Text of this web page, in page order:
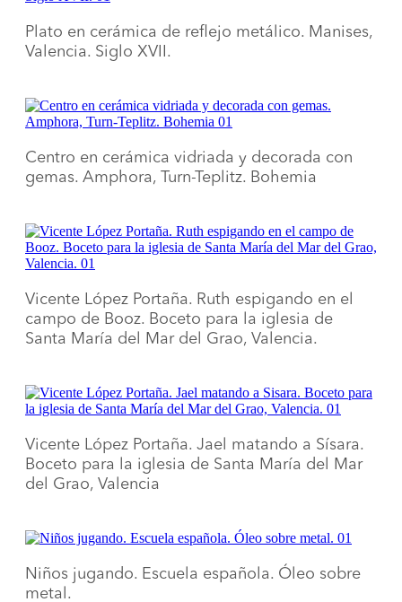
Plato en cerámica de reflejo metálico. Manises,
Valencia. Siglo XVII.
Centro en cerámica vidriada y decorada con
gemas. Amphora, Turn-Teplitz. Bohemia
Vicente López Portaña. Ruth espigando en el
campo de Booz. Boceto para la iglesia de
Santa María del Mar del Grao, Valencia.
Vicente López Portaña. Jael matando a Sísara.
Boceto para la iglesia de Santa María del Mar
del Grao, Valencia
Niños jugando. Escuela española. Óleo sobre
metal.